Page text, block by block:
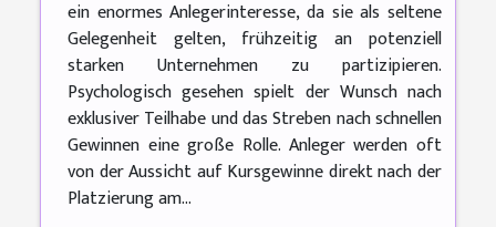
ein enormes Anlegerinteresse, da sie als seltene
Gelegenheit gelten, frühzeitig an potenziell
starken Unternehmen zu partizipieren.
Psychologisch gesehen spielt der Wunsch nach
exklusiver Teilhabe und das Streben nach schnellen
Gewinnen eine große Rolle. Anleger werden oft
von der Aussicht auf Kursgewinne direkt nach der
Platzierung am...